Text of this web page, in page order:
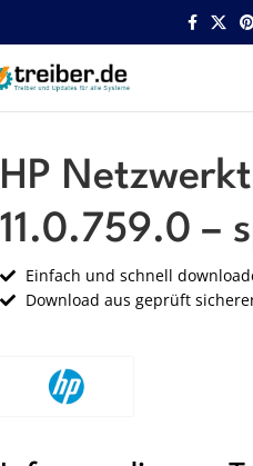
Startseite HP Netzwerk
HP
11.0.759.0 –
Einfach und schnell
Download aus geprüft